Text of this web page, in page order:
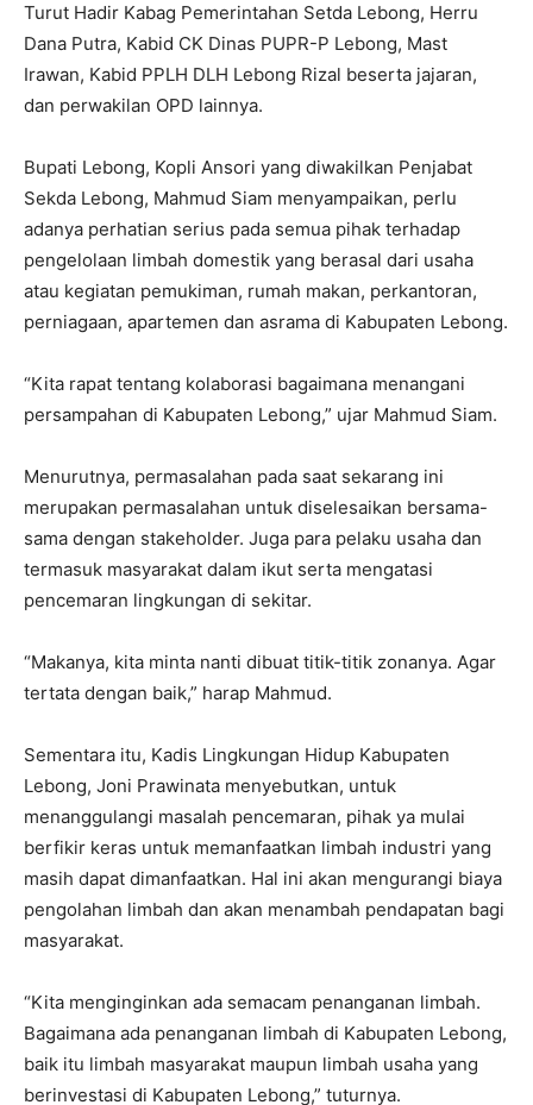
Turut Hadir Kabag Pemerintahan Setda Lebong, Herru
Dana Putra, Kabid CK Dinas PUPR-P Lebong, Mast
Irawan, Kabid PPLH DLH Lebong Rizal beserta jajaran,
dan perwakilan OPD lainnya.
Bupati Lebong, Kopli Ansori yang diwakilkan Penjabat
Sekda Lebong, Mahmud Siam menyampaikan, perlu
adanya perhatian serius pada semua pihak terhadap
pengelolaan limbah domestik yang berasal dari usaha
atau kegiatan pemukiman, rumah makan, perkantoran,
perniagaan, apartemen dan asrama di Kabupaten Lebong.
“Kita rapat tentang kolaborasi bagaimana menangani
persampahan di Kabupaten Lebong,” ujar Mahmud Siam.
Menurutnya, permasalahan pada saat sekarang ini
merupakan permasalahan untuk diselesaikan bersama-
sama dengan stakeholder. Juga para pelaku usaha dan
termasuk masyarakat dalam ikut serta mengatasi
pencemaran lingkungan di sekitar.
“Makanya, kita minta nanti dibuat titik-titik zonanya. Agar
tertata dengan baik,” harap Mahmud.
Sementara itu, Kadis Lingkungan Hidup Kabupaten
Lebong, Joni Prawinata menyebutkan, untuk
menanggulangi masalah pencemaran, pihak ya mulai
berfikir keras untuk memanfaatkan limbah industri yang
masih dapat dimanfaatkan. Hal ini akan mengurangi biaya
pengolahan limbah dan akan menambah pendapatan bagi
masyarakat.
“Kita menginginkan ada semacam penanganan limbah.
Bagaimana ada penanganan limbah di Kabupaten Lebong,
baik itu limbah masyarakat maupun limbah usaha yang
berinvestasi di Kabupaten Lebong,” tuturnya.